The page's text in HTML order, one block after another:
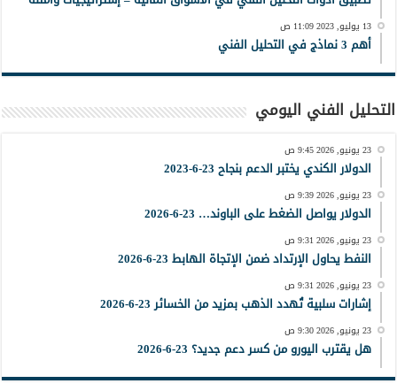
13 يوليو, 2023 11:09 ص
أهم 3 نماذج في التحليل الفني
التحليل الفني اليومي
23 يونيو, 2026 9:45 ص
الدولار الكندي يختبر الدعم بنجاح 23-6-2023
23 يونيو, 2026 9:39 ص
الدولار يواصل الضغط على الباوند… 23-6-2026
23 يونيو, 2026 9:31 ص
النفط يحاول الإرتداد ضمن الإتجاة الهابط 23-6-2026
23 يونيو, 2026 9:31 ص
إشارات سلبية تُهدد الذهب بمزيد من الخسائر 23-6-2026
23 يونيو, 2026 9:30 ص
هل يقترب اليورو من كسر دعم جديد؟ 23-6-2026